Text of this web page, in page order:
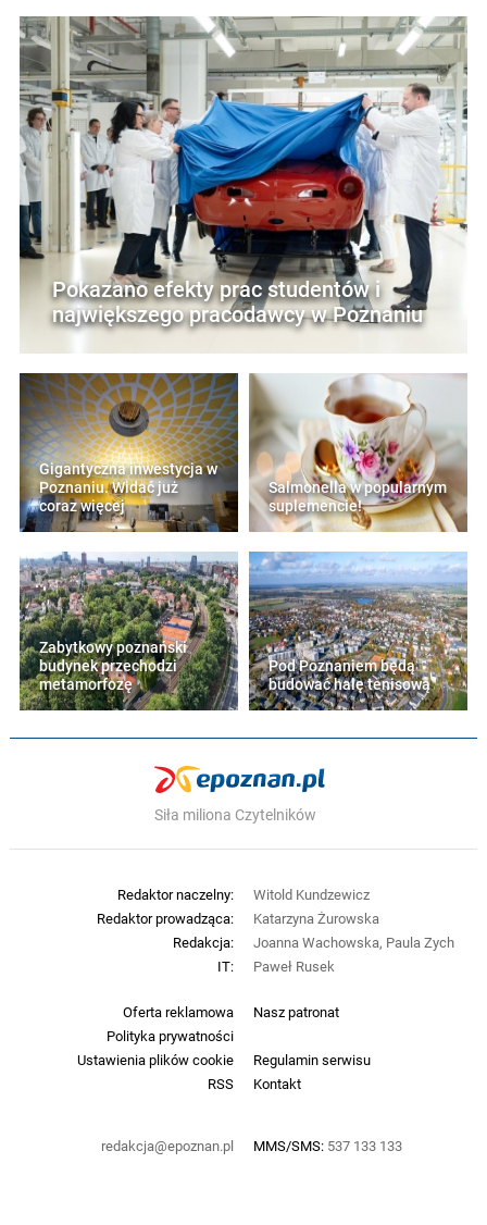
Pokazano efekty prac studentów i
największego pracodawcy w Poznaniu
Gigantyczna inwestycja w
Poznaniu. Widać już
coraz więcej
Salmonella w popularnym
suplemencie!
Zabytkowy poznański
budynek przechodzi
metamorfozę
Pod Poznaniem będą
budować halę tenisową
Siła miliona Czytelników
Oferta reklamowa
Nasz patronat
Polityka prywatności
Ustawienia plików cookie
Regulamin serwisu
RSS
Kontakt
redakcja@epoznan.pl MMS/SMS: 537 133 133
Redaktor naczelny:
Witold Kundzewicz
Redaktor prowadząca:
Katarzyna Żurowska
Redakcja:
Joanna Wachowska, Paula Zych
IT:
Paweł Rusek